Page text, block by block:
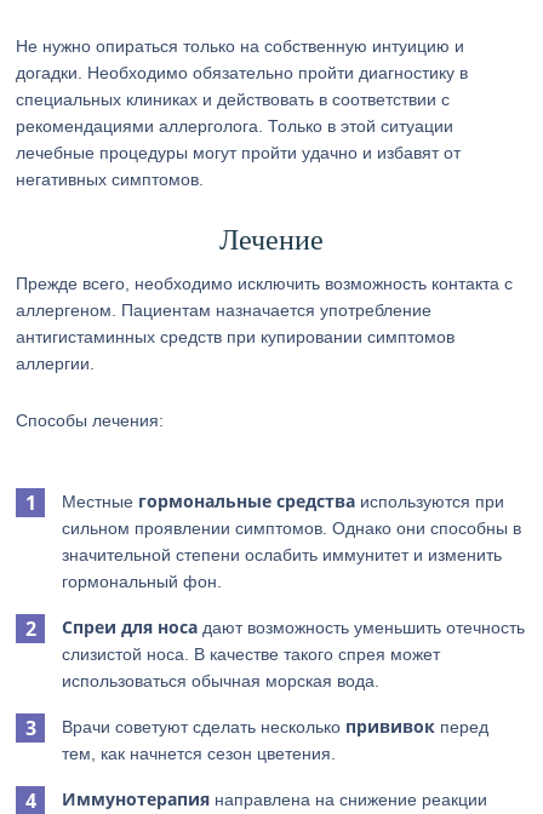
Не нужно опираться только на собственную интуицию и
догадки. Необходимо обязательно пройти диагностику в
специальных клиниках и действовать в соответствии с
рекомендациями аллерголога. Только в этой ситуации
лечебные процедуры могут пройти удачно и избавят от
негативных симптомов.
Лечение
Прежде всего, необходимо исключить возможность контакта с
аллергеном. Пациентам назначается употребление
антигистаминных средств при купировании симптомов
аллергии.
Способы лечения:
Местные гормональные средства используются при
сильном проявлении симптомов. Однако они способны в
значительной степени ослабить иммунитет и изменить
гормональный фон.
Спреи для носа дают возможность уменьшить отечность
слизистой носа. В качестве такого спрея может
использоваться обычная морская вода.
Врачи советуют сделать несколько прививок перед
тем, как начнется сезон цветения.
Иммунотерапия направлена на снижение реакции